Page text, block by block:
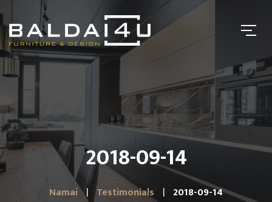
2018-09-14
Namai Testimonials 2018-09-14